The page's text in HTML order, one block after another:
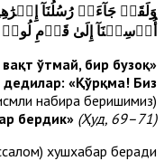
وَلَقَدۡ جَآءَتۡ رُسُلُنَآ
أُرۡسِلۡنَآ إِلَىٰ قَوۡمِ لُوطٖ
«Иброҳимга элчиларимиз
ўтмай, бир бузоқ
дедилар: «Қўрқма! Биз
набира беришимиз)
бердик» (Ҳуд, 69–71)
хушхабар беради: